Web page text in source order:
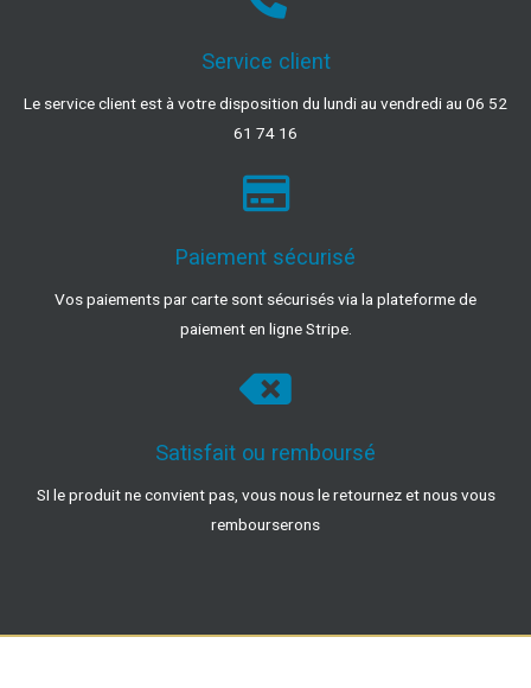
Service client
Le service client est à votre disposition du lundi au vendredi au 06 52
61 74 16
Paiement sécurisé
Vos paiements par carte sont sécurisés via la plateforme de
paiement en ligne Stripe.
Satisfait ou remboursé
SI le produit ne convient pas, vous nous le retournez et nous vous
rembourserons